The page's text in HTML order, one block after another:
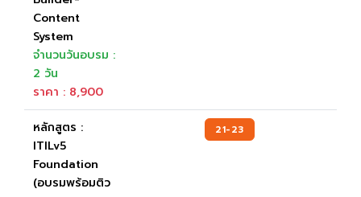
Content
System
จำนวนวันอบรม :
2 วัน
ราคา : 8,900
หลักสูตร :
ITILv5
Foundation
(อบรมพร้อมติว
21-23